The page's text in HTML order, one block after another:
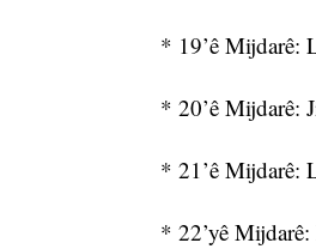
* 19’ê Mijdarê:
* 20’ê Mijdarê:
* 21’ê Mijdarê:
* 22’yê Mijdarê: